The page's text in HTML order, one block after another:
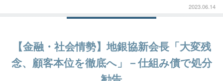
2023.06.14
【金融・社会情勢】地銀協新会長「大変残
念、顧客本位を徹底へ」－仕組み債で処分